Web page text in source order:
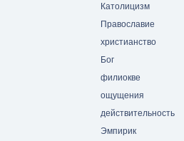
Католицизм
Православие
христианство
Бог
филиокве
ощущения
действительность
Эмпирик